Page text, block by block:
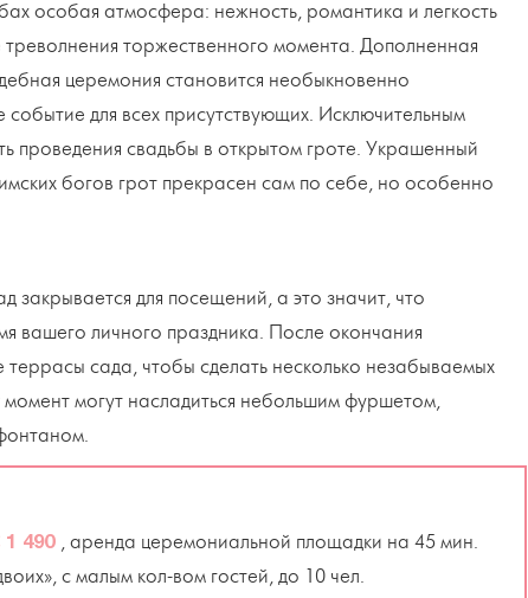
особая атмосфера: нежность, романтика и легкость
торжественного момента. Дополненная
церемония становится необыкновенно
для всех присутствующих. Исключительным
проведения свадьбы в открытом гроте. Украшенный
богов грот прекрасен сам по себе, но особенно
для посещений, а это значит, что
вашего личного праздника. После окончания
террасы сада, чтобы сделать несколько незабываемых
могут насладиться небольшим фуршетом,
1 490 , аренда церемониальной площадки на 45 мин.
с малым кол-вом гостей, до 10 чел.